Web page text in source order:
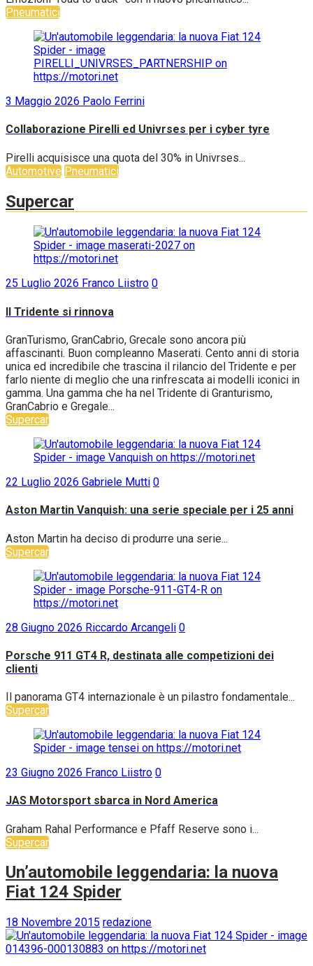
Pneumatici
3 Maggio 2026 Paolo Ferrini
Collaborazione Pirelli ed Univrses per i cyber tyre
Pirelli acquisisce una quota del 30% in Univrses...
Automotive Pneumatici
Supercar
25 Luglio 2026 Franco Liistro 0
Il Tridente si rinnova
GranTurismo, GranCabrio, Grecale sono ancora più
affascinanti. Buon compleanno Maserati. Cento anni di storia
unica ed incredibile che trascina il rilancio del Tridente e per
farlo niente di meglio che una rinfrescata ai modelli iconici in
gamma. Una gamma che ha nel Tridente di Granturismo,
GranCabrio e Gregale...
Supercar
22 Luglio 2026 Gabriele Mutti 0
Aston Martin Vanquish: una serie speciale per i 25 anni
Aston Martin ha deciso di produrre una serie...
Supercar
28 Giugno 2026 Riccardo Arcangeli 0
Porsche 911 GT4 R, destinata alle competizioni dei
clienti
Il panorama GT4 internazionale è un pilastro fondamentale...
Supercar
23 Giugno 2026 Franco Liistro 0
JAS Motorsport sbarca in Nord America
Graham Rahal Performance e Pfaff Reserve sono i...
Supercar
Un’automobile leggendaria: la nuova
Fiat 124 Spider
18 Novembre 2015 redazione